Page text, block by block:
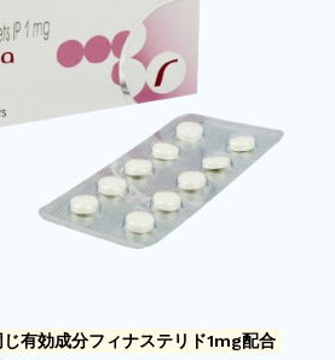
有効成分フィナステリド1mg配合